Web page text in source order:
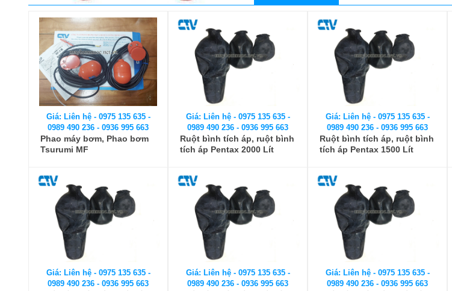
Giá: Liên hệ - 0975 135 635 -
0989 490 236 - 0936 995 663
Phao máy bơm, Phao bơm
Tsurumi MF
Giá: Liên hệ - 0975 135 635 -
0989 490 236 - 0936 995 663
Ruột bình tích áp, ruột bình
tích áp Pentax 2000 Lít
Giá: Liên hệ - 0975 135 635 -
0989 490 236 - 0936 995 663
Ruột bình tích áp, ruột bình
tích áp Pentax 1500 Lít
Giá: Liên hệ - 0975 135 635 -
0989 490 236 - 0936 995 663
Giá: Liên hệ - 0975 135 635 -
0989 490 236 - 0936 995 663
Giá: Liên hệ - 0975 135 635 -
0989 490 236 - 0936 995 663